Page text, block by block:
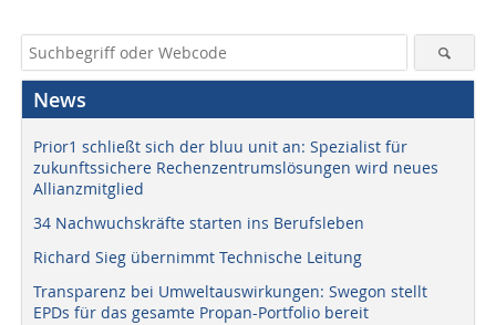
News
Prior1 schließt sich der bluu unit an: Spezialist für
zukunftssichere Rechenzentrumslösungen wird neues
Allianzmitglied
34 Nachwuchskräfte starten ins Berufsleben
Richard Sieg übernimmt Technische Leitung
Transparenz bei Umweltauswirkungen: Swegon stellt
EPDs für das gesamte Propan-Portfolio bereit